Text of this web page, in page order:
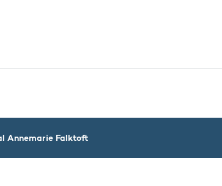
links
Annemarie Falktoft